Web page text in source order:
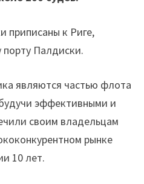
приписаны к Риге,
порту Палдиски.
являются частью флота
эффективными и
своим владельцам
рынке
10 лет.